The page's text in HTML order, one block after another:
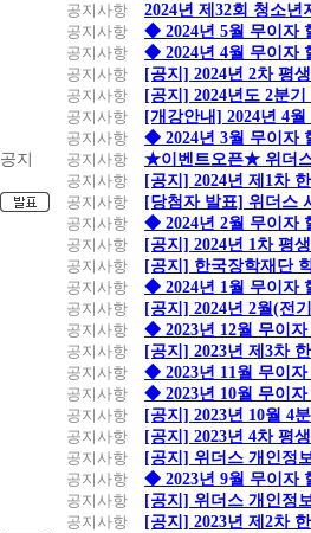
공지사항
2024년 제32회 청소
공지사항
◆ 2024년 5월 무이자
공지사항
◆ 2024년 4월 무이자
공지사항
[공지] 2024년 2차 평
공지사항
[공지] 2024년도 2분
공지사항
[개강안내] 2024년 4
공지사항
◆ 2024년 3월 무이자
공지
공지사항
★이벤트오픈★ 위더
공지사항
[공지] 2024년 제1차
공지사항
[당첨자 발표] 위더스
공지사항
◆ 2024년 2월 무이자
공지사항
[공지] 2024년 1차 평
공지사항
[공지] 한국장학재단
공지사항
◆ 2024년 1월 무이자
공지사항
[공지] 2024년 2월(전
공지사항
◆ 2023년 12월 무이
공지사항
[공지] 2023년 제3차
공지사항
◆ 2023년 11월 무이
공지사항
◆ 2023년 10월 무이
공지사항
[공지] 2023년 10월 4
공지사항
[공지] 2023년 4차 평
공지사항
[공지] 위더스 개인정
공지사항
◆ 2023년 9월 무이자
공지사항
[공지] 위더스 개인정
공지사항
[공지] 2023년 제2차